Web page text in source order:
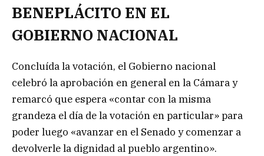
BENEPLÁCITO EN EL
GOBIERNO NACIONAL
Concluída la votación, el Gobierno nacional
celebró la aprobación en general en la Cámara y
remarcó que espera «contar con la misma
grandeza el día de la votación en particular» para
poder luego «avanzar en el Senado y comenzar a
devolverle la dignidad al pueblo argentino».